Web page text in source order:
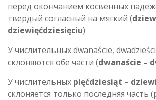
перед окончанием косвенных
твердый согласный на мягкий (
dziewięćdziesięciu)
У числительных dwanaście,
склоняются обе части (dwanaście –
У числительных pięćdziesiąt –
склоняется только последняя часть (